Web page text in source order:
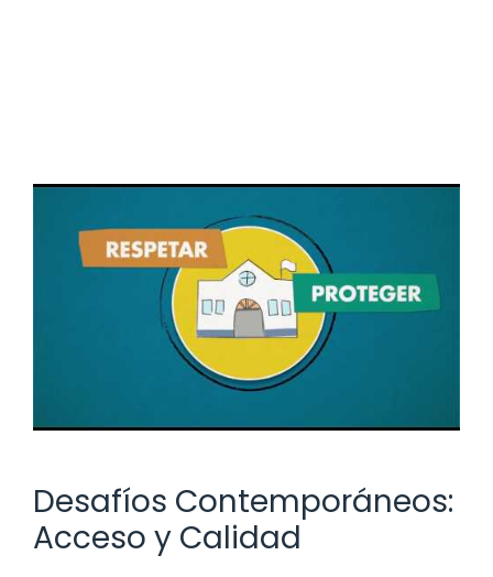
Desafíos Contemporáneos:
Acceso y Calidad